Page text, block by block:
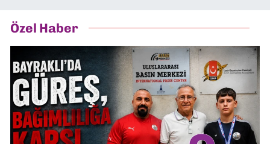
Özel Haber